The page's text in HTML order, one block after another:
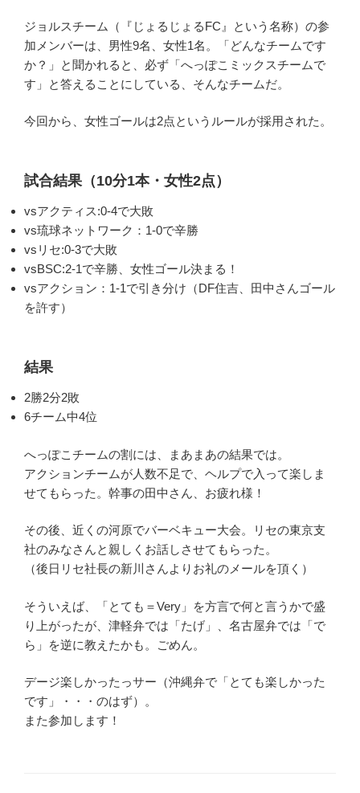
ジョルスチーム（『じょるじょるFC』という名称）の参
加メンバーは、男性9名、女性1名。「どんなチームです
か？」と聞かれると、必ず「へっぽこミックスチームで
す」と答えることにしている、そんなチームだ。
今回から、女性ゴールは2点というルールが採用された。
試合結果（10分1本・女性2点）
vsアクティス:0-4で大敗
vs琉球ネットワーク：1-0で辛勝
vsリセ:0-3で大敗
vsBSC:2-1で辛勝、女性ゴール決まる！
vsアクション：1-1で引き分け（DF住吉、田中さんゴール
を許す）
結果
2勝2分2敗
6チーム中4位
へっぽこチームの割には、まあまあの結果では。
アクションチームが人数不足で、ヘルプで入って楽しま
せてもらった。幹事の田中さん、お疲れ様！
その後、近くの河原でバーベキュー大会。リセの東京支
社のみなさんと親しくお話しさせてもらった。
（後日リセ社長の新川さんよりお礼のメールを頂く）
そういえば、「とても＝Very」を方言で何と言うかで盛
り上がったが、津軽弁では「たげ」、名古屋弁では「で
ら」を逆に教えたかも。ごめん。
デージ楽しかったっサー（沖縄弁で「とても楽しかった
です」・・・のはず）。
また参加します！